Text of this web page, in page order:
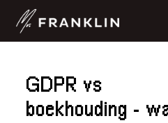
GDPR vs
boekhouding -